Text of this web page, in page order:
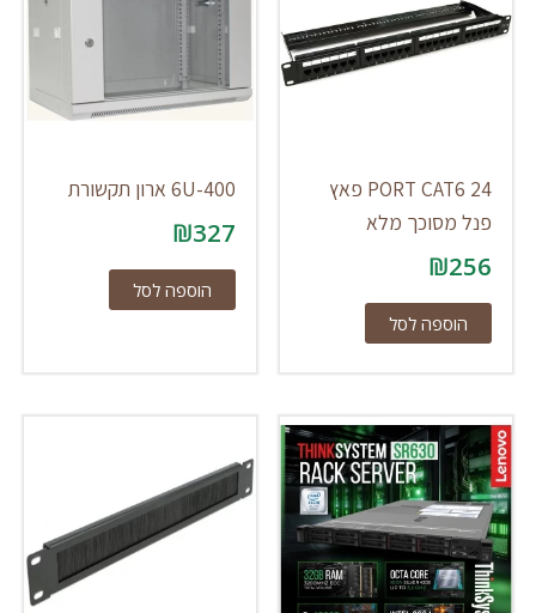
24 PORT CAT6 פאץ
פנל מסוכך מלא
₪256
הוספה לסל
6U-400 ארון תקשורת
₪327
הוספה לסל